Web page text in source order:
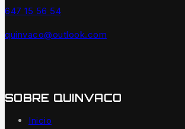
647 15 56 54
quinvaco@outlook.com
SOBRE QUINVACO
Inicio